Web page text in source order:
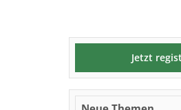
Jetzt